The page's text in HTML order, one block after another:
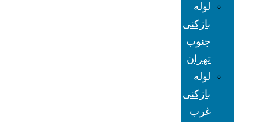
لوله
بازکنی
جنوب
تهران
لوله
بازکنی
غرب